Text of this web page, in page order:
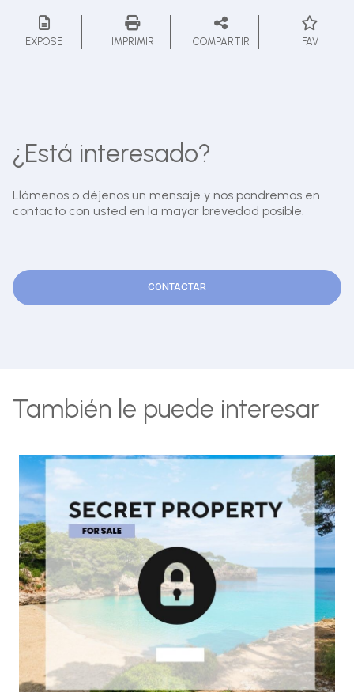
EXPOSE IMPRIMIR COMPARTIR FAV
¿Está interesado?
Llámenos o déjenos un mensaje y nos pondremos en
contacto con usted en la mayor brevedad posible.
CONTACTAR
También le puede interesar